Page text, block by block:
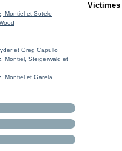
Montiel et Sotelo
et Greg Capullo
Montiel, Steigerwald et
Montiel et Garela
Victimes